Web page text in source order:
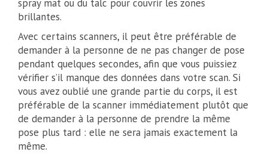
spray mat ou du talc pour couvrir les zones
brillantes.
Avec certains scanners, il peut être préférable de
demander à la personne de ne pas changer de pose
pendant quelques secondes, afin que vous puissiez
vérifier s’il manque des données dans votre scan. Si
vous avez oublié une grande partie du corps, il est
préférable de la scanner immédiatement plutôt que
de demander à la personne de prendre la même
pose plus tard : elle ne sera jamais exactement la
même.